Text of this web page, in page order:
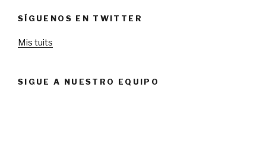
SÍGUENOS EN TWITTER
Mis tuits
SIGUE A NUESTRO EQUIPO